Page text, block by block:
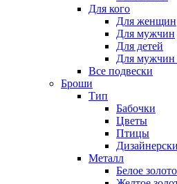
Для кого
Для женщин
Для мужчин
Для детей
Для
Все подвески
Броши
Тип
Бабочки
Цветы
Птицы
Металл
Белое золото